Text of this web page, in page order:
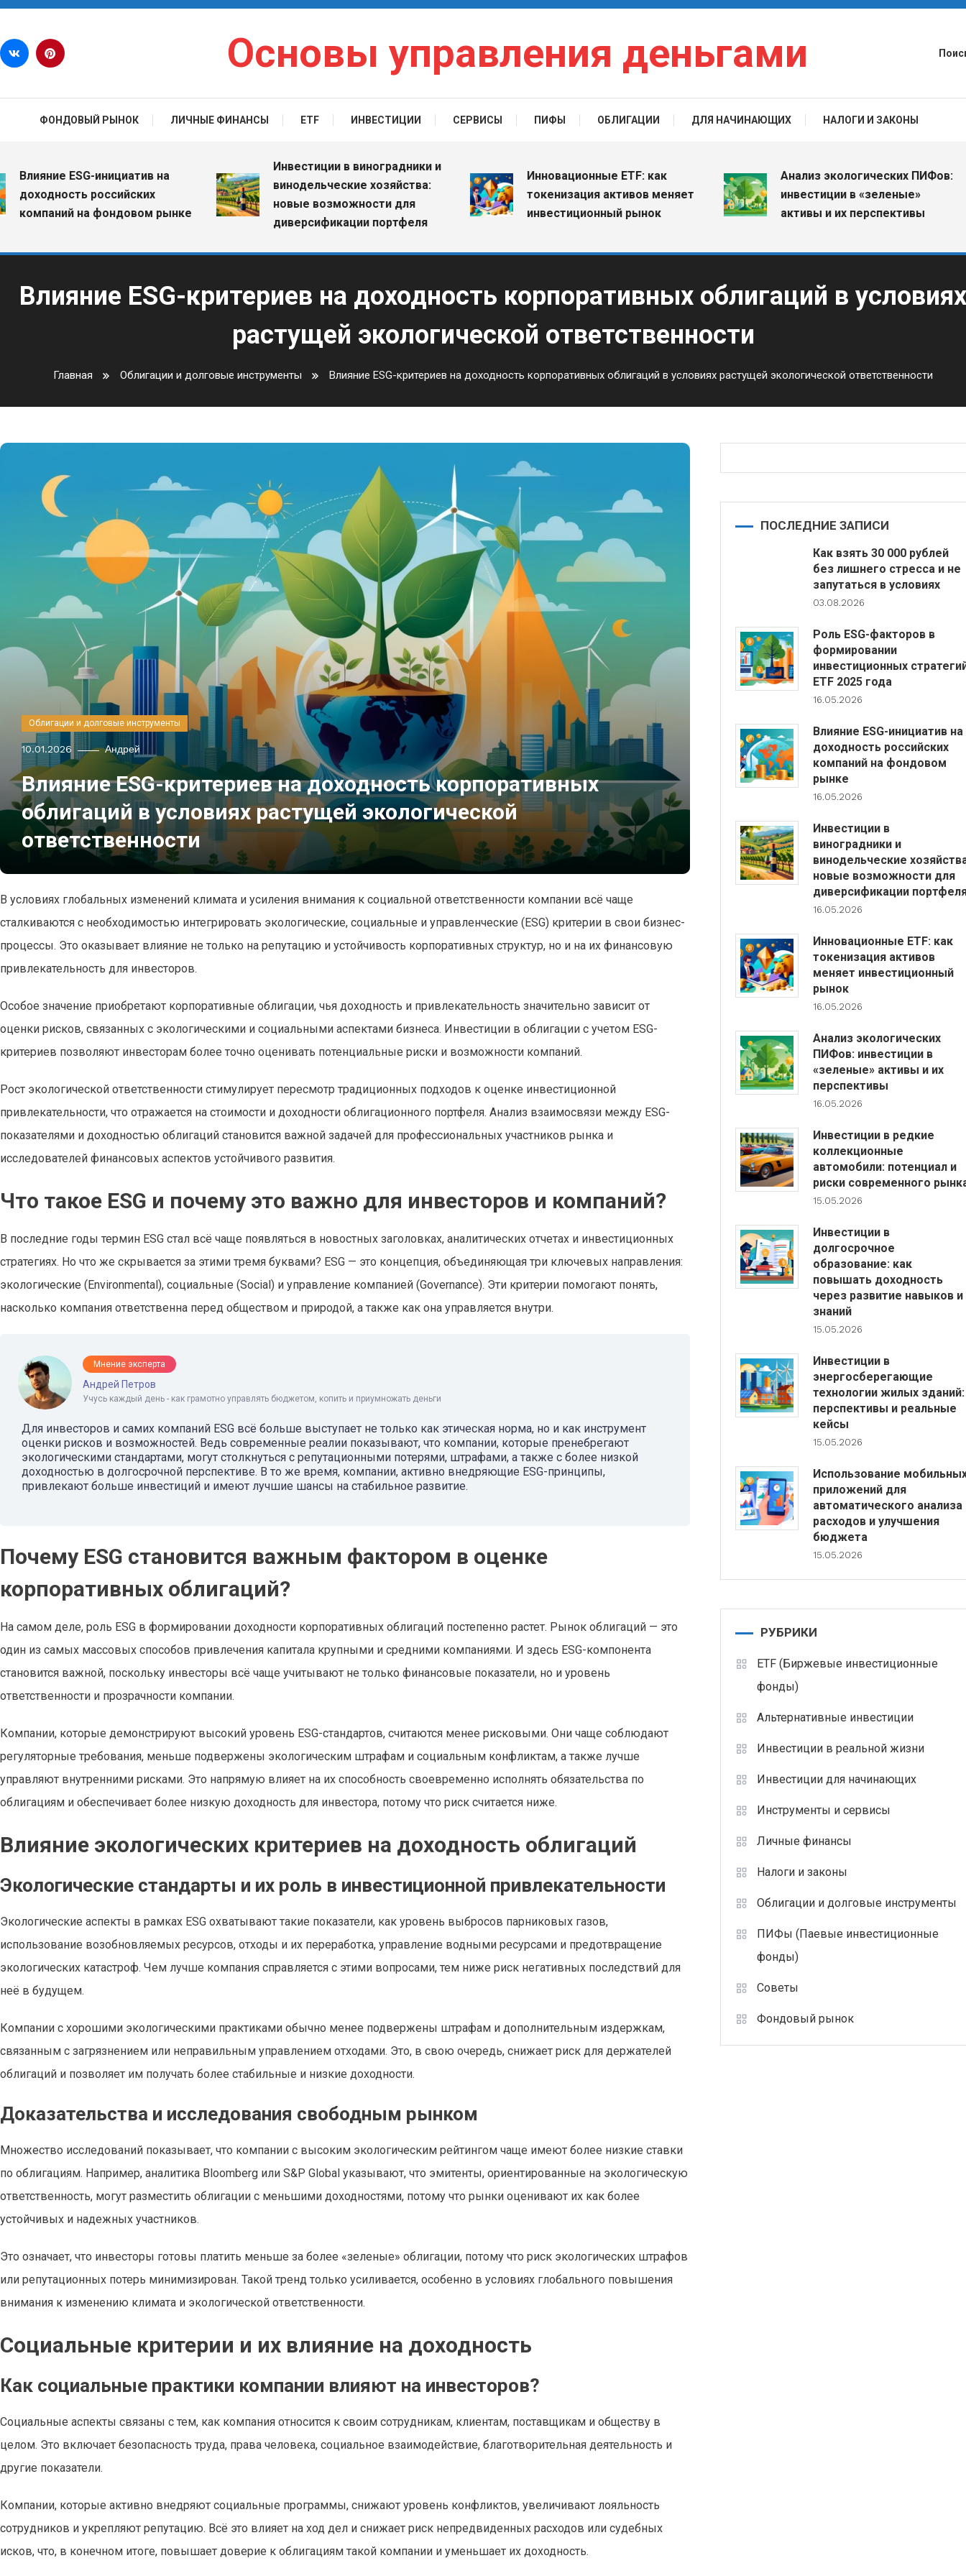
Перейти к содержимому
Основы управления деньгами
ФОНДОВЫЙ РЫНОК ЛИЧНЫЕ ФИНАНСЫ ETF ИНВЕСТИЦИИ СЕРВИСЫ ПИФЫ ОБЛИГАЦИИ ДЛЯ НАЧИНАЮЩИХ НАЛОГИ И ЗАКОНЫ
ESG-инициатив на
российских
на фондовом рынке
Инвестиции в виноградники и
винодельческие хозяйства:
новые возможности для
диверсификации портфеля
Инновационные ETF: как
токенизация активов меняет
инвестиционный рынок
Анализ экологических ПИФов:
инвестиции в «зеленые»
активы и их перспективы
Влияние ESG-критериев на доходность корпоративных облигаций в условиях
растущей экологической ответственности
Главная Облигации и долговые инструменты Влияние ESG-критериев на доходность корпоративных облигаций в условиях растущей экологической ответственности
Облигации и долговые инструменты
10.01.2026 Андрей
Влияние ESG-критериев на доходность корпоративных
облигаций в условиях растущей экологической
ответственности
В условиях глобальных изменений климата и усиления внимания к социальной ответственности компании всё чаще
сталкиваются с необходимостью интегрировать экологические, социальные и управленческие (ESG) критерии в свои бизнес-
процессы. Это оказывает влияние не только на репутацию и устойчивость корпоративных структур, но и на их финансовую
привлекательность для инвесторов.
Особое значение приобретают корпоративные облигации, чья доходность и привлекательность значительно зависит от
оценки рисков, связанных с экологическими и социальными аспектами бизнеса. Инвестиции в облигации с учетом ESG-
критериев позволяют инвесторам более точно оценивать потенциальные риски и возможности компаний.
Рост экологической ответственности стимулирует пересмотр традиционных подходов к оценке инвестиционной
привлекательности, что отражается на стоимости и доходности облигационного портфеля. Анализ взаимосвязи между ESG-
показателями и доходностью облигаций становится важной задачей для профессиональных участников рынка и
исследователей финансовых аспектов устойчивого развития.
Что такое ESG и почему это важно для инвесторов и компаний?
В последние годы термин ESG стал всё чаще появляться в новостных заголовках, аналитических отчетах и инвестиционных
стратегиях. Но что же скрывается за этими тремя буквами? ESG — это концепция, объединяющая три ключевых направления:
экологические (Environmental), социальные (Social) и управление компанией (Governance). Эти критерии помогают понять,
насколько компания ответственна перед обществом и природой, а также как она управляется внутри.
Мнение эксперта
Андрей Петров
Учусь каждый день - как грамотно управлять бюджетом, копить и приумножать деньги
Для инвесторов и самих компаний ESG всё больше выступает не только как этическая норма, но и как инструмент
оценки рисков и возможностей. Ведь современные реалии показывают, что компании, которые пренебрегают
экологическими стандартами, могут столкнуться с репутационными потерями, штрафами, а также с более низкой
доходностью в долгосрочной перспективе. В то же время, компании, активно внедряющие ESG-принципы,
привлекают больше инвестиций и имеют лучшие шансы на стабильное развитие.
Почему ESG становится важным фактором в оценке
корпоративных облигаций?
На самом деле, роль ESG в формировании доходности корпоративных облигаций постепенно растет. Рынок облигаций — это
один из самых массовых способов привлечения капитала крупными и средними компаниями. И здесь ESG-компонента
становится важной, поскольку инвесторы всё чаще учитывают не только финансовые показатели, но и уровень
ответственности и прозрачности компании.
Компании, которые демонстрируют высокий уровень ESG-стандартов, считаются менее рисковыми. Они чаще соблюдают
регуляторные требования, меньше подвержены экологическим штрафам и социальным конфликтам, а также лучше
управляют внутренними рисками. Это напрямую влияет на их способность своевременно исполнять обязательства по
облигациям и обеспечивает более низкую доходность для инвестора, потому что риск считается ниже.
Влияние экологических критериев на доходность облигаций
Экологические стандарты и их роль в инвестиционной привлекательности
Экологические аспекты в рамках ESG охватывают такие показатели, как уровень выбросов парниковых газов,
использование возобновляемых ресурсов, отходы и их переработка, управление водными ресурсами и предотвращение
экологических катастроф. Чем лучше компания справляется с этими вопросами, тем ниже риск негативных последствий для
неё в будущем.
Компании с хорошими экологическими практиками обычно менее подвержены штрафам и дополнительным издержкам,
связанным с загрязнением или неправильным управлением отходами. Это, в свою очередь, снижает риск для держателей
облигаций и позволяет им получать более стабильные и низкие доходности.
Доказательства и исследования свободным рынком
Множество исследований показывает, что компании с высоким экологическим рейтингом чаще имеют более низкие ставки
по облигациям. Например, аналитика Bloomberg или S&P Global указывают, что эмитенты, ориентированные на экологическую
ответственность, могут разместить облигации с меньшими доходностями, потому что рынки оценивают их как более
устойчивых и надежных участников.
Это означает, что инвесторы готовы платить меньше за более «зеленые» облигации, потому что риск экологических штрафов
или репутационных потерь минимизирован. Такой тренд только усиливается, особенно в условиях глобального повышения
внимания к изменению климата и экологической ответственности.
Социальные критерии и их влияние на доходность
Как социальные практики компании влияют на инвесторов?
Социальные аспекты связаны с тем, как компания относится к своим сотрудникам, клиентам, поставщикам и обществу в
целом. Это включает безопасность труда, права человека, социальное взаимодействие, благотворительная деятельность и
другие показатели.
Компании, которые активно внедряют социальные программы, снижают уровень конфликтов, увеличивают лояльность
сотрудников и укрепляют репутацию. Всё это влияет на ход дел и снижает риск непредвиденных расходов или судебных
исков, что, в конечном итоге, повышает доверие к облигациям такой компании и уменьшает их доходность.
ПОСЛЕДНИЕ ЗАПИСИ
Как взять 30 000 рублей
без лишнего стресса и не
запутаться в условиях
03.08.2026
Роль ESG-факторов в
формировании
инвестиционных
ETF 2025 года
16.05.2026
Влияние ESG-инициатив на
доходность российских
компаний на фондовом
рынке
16.05.2026
Инвестиции в
виноградники и
винодельческие
новые возможности для
диверсификации
16.05.2026
Инновационные ETF: как
токенизация активов
меняет инвестиционный
рынок
16.05.2026
Анализ экологических
ПИФов: инвестиции в
«зеленые» активы и их
перспективы
16.05.2026
Инвестиции в редкие
коллекционные
автомобили: потенциал и
риски современного
15.05.2026
Инвестиции в
долгосрочное
образование: как
повышать доходность
через развитие навыков и
знаний
15.05.2026
Инвестиции в
энергосберегающие
технологии жилых зданий:
перспективы и реальные
кейсы
15.05.2026
Использование
приложений для
автоматического анализа
расходов и улучшения
бюджета
15.05.2026
РУБРИКИ
ETF (Биржевые инвестиционные
фонды)
Альтернативные инвестиции
Инвестиции в реальной жизни
Инвестиции для начинающих
Инструменты и сервисы
Личные финансы
Налоги и законы
Облигации и долговые инструменты
ПИФы (Паевые инвестиционные
фонды)
Советы
Фондовый рынок